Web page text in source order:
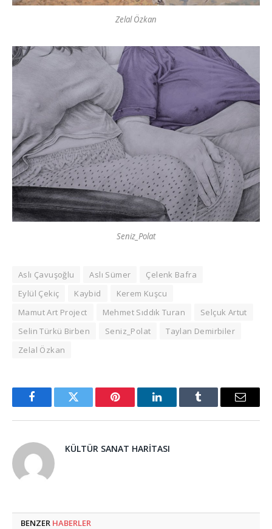
Zelal Özkan
Seniz_Polat
Aslı Çavuşoğlu Aslı Sümer
Çelenk Bafra
Eylül Çekiç
Kaybid
Kerem Kuşcu
Mamut Art Project
Mehmet Sıddık Turan
Selçuk Artut
Selin Türkü Birben
Seniz_Polat
Taylan Demirbiler
Zelal Özkan
FacebookTwitter Pinterest LinkedInTumblr Email
KÜLTÜR SANAT HARITASI
BENZER HABERLER